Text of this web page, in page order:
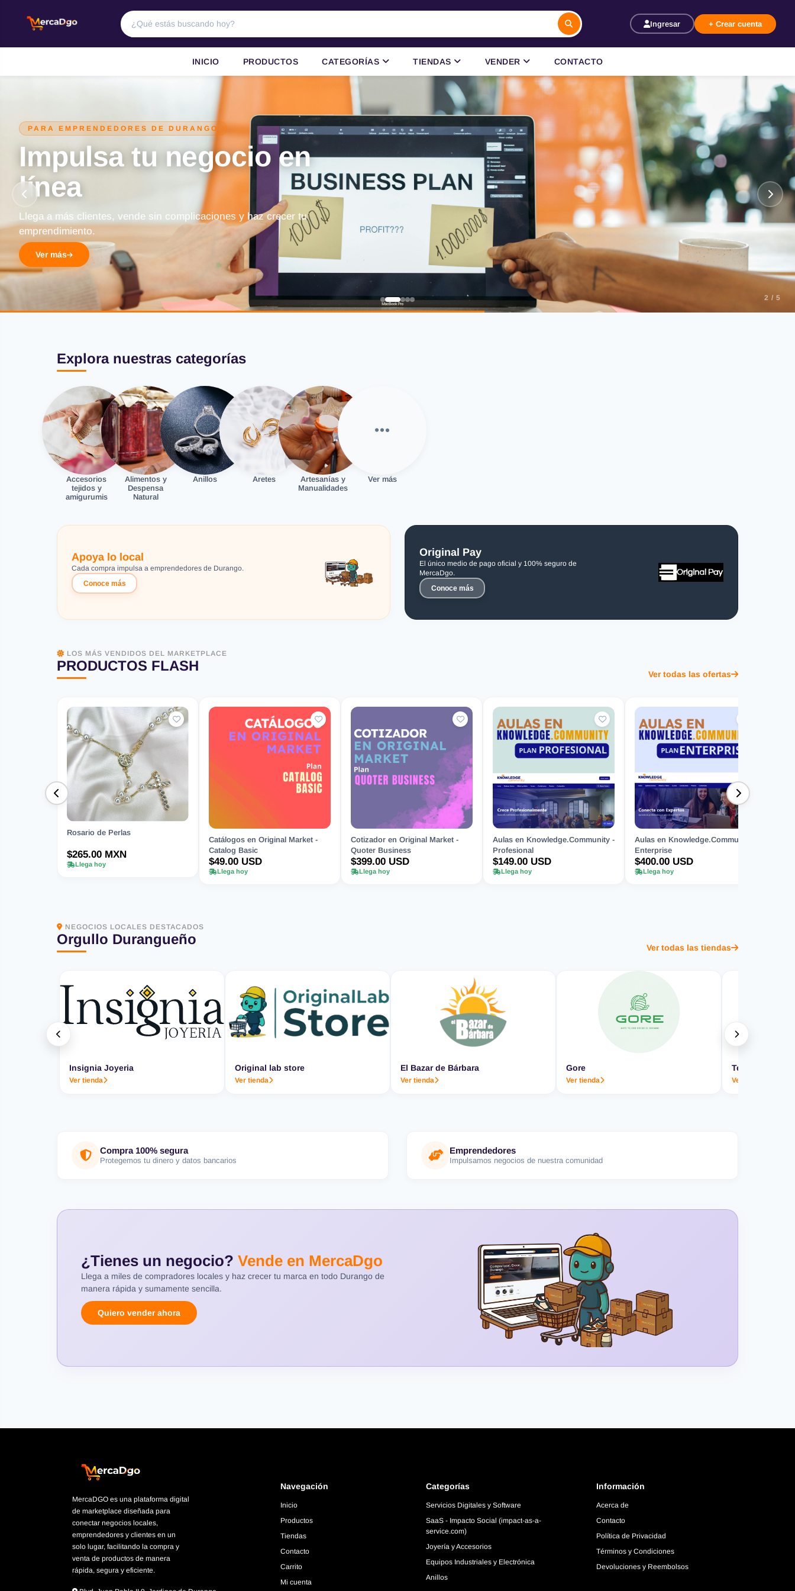
Ingresar + Crear cuenta
INICIO PRODUCTOS CATEGORÍAS TIENDAS VENDER CONTACTO
PARA EMPRENDEDORES DE DURANGO
Impulsa tu negocio en
línea
Llega a más clientes, vende sin complicaciones y haz crecer tu
emprendimiento.
Ver más
2 / 5
Explora nuestras categorías
Accesorios
tejidos y
amigurumis
Alimentos y
Despensa
Natural
Anillos Aretes
Artesanías y
Manualidades
Ver más
Apoya lo local
Cada compra impulsa a emprendedores de Durango.
Conoce más
Original Pay
El único medio de pago oficial y 100% seguro de
MercaDgo.
Conoce más
LOS MÁS VENDIDOS DEL MARKETPLACE
PRODUCTOS FLASH
Ver todas las ofertas
Rosario de Perlas
$265.00 MXN
Llega hoy
Catálogos en Original Market -
Catalog Basic
$49.00 USD
Llega hoy
Cotizador en Original Market -
Quoter Business
$399.00 USD
Llega hoy
Aulas en Knowledge.Community -
Profesional
$149.00 USD
Llega hoy
Aulas en Knowledge.Community -
Enterprise
$400.00 USD
Llega hoy
NEGOCIOS LOCALES DESTACADOS
Orgullo Durangueño
Ver todas las tiendas
Insignia Joyeria
Ver tienda
Original lab store
Ver tienda
El Bazar de Bárbara
Ver tienda
Gore
Ver tienda
Termo & Co.
Ver tienda
Compra 100% segura
Protegemos tu dinero y datos bancarios
Emprendedores
Impulsamos negocios de nuestra comunidad
¿Tienes un negocio? Vende en MercaDgo
Llega a miles de compradores locales y haz crecer tu marca en todo Durango de
manera rápida y sumamente sencilla.
Quiero vender ahora
MercaDGO es una plataforma digital
de marketplace diseñada para
conectar negocios locales,
emprendedores y clientes en un
solo lugar, facilitando la compra y
venta de productos de manera
rápida, segura y eficiente.
Navegación
Inicio
Productos
Tiendas
Contacto
Carrito
Mi cuenta
Categorías
Servicios Digitales y Software
SaaS - Impacto Social (impact-as-a-
service.com)
Joyería y Accesorios
Equipos Industriales y Electrónica
Anillos
Información
Acerca de
Contacto
Política de Privacidad
Términos y Condiciones
Devoluciones y Reembolsos